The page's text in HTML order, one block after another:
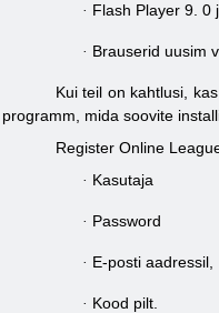
· Flash Player 9. 0
· Brauserid uusim
Kui teil on kahtlusi,
programm, mida soovite
Register Online
· Kasutaja
· Password
· E-posti aadressil,
· Kood pilt.